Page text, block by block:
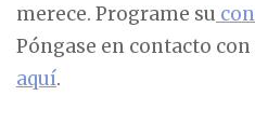
merece. Programe su
Póngase en contacto
aquí.